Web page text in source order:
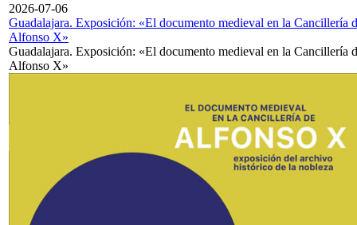
2026-07-06
Guadalajara. Exposición: «El documento medieval en la Cancillería
Alfonso X»
Guadalajara. Exposición: «El documento medieval en la Cancillería
Alfonso X»